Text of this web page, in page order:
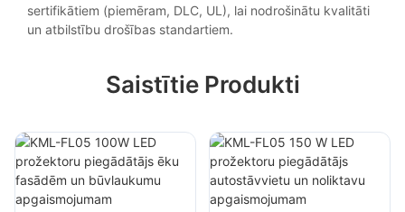
sertifikātiem (piemēram, DLC, UL), lai nodrošinātu kvalitāti
un atbilstību drošības standartiem.
Saistītie Produkti